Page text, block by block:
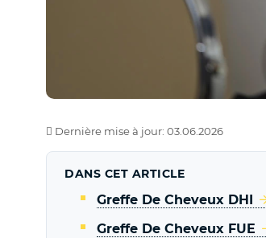
Dernière mise à jour: 03.06.2026
DANS CET ARTICLE
Greffe De Cheveux DHI
Greffe De Cheveux FUE